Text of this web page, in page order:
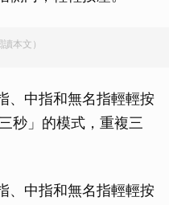
本文）
、中指和無名指輕輕按
秒」的模式，重複三
、中指和無名指輕輕按